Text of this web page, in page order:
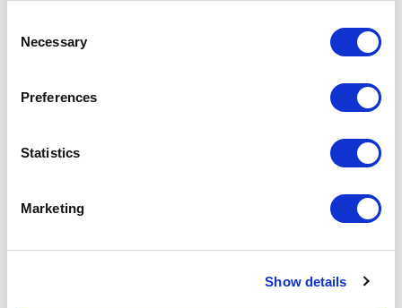
Selection
Necessary
Preferences
Statistics
Marketing
Show details
Air